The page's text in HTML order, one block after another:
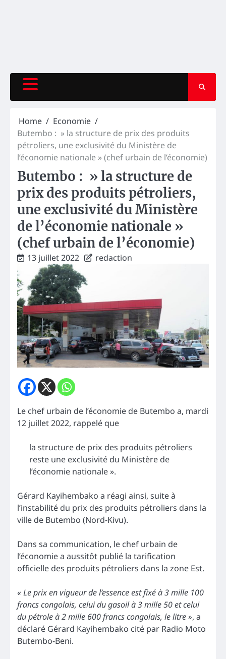
Home
Economie
Butembo : » la structure de prix des produits
pétroliers, une exclusivité du Ministère de
l’économie nationale » (chef urbain de l’économie)
Butembo : » la structure de
prix des produits pétroliers,
une exclusivité du Ministère
de l’économie nationale »
(chef urbain de l’économie)
13 juillet 2022 redaction
Le chef urbain de l’économie de Butembo a, mardi
12 juillet 2022, rappelé que
la structure de prix des produits pétroliers
reste une exclusivité du Ministère de
l’économie nationale ».
Gérard Kayihembako a réagi ainsi, suite à
l’instabilité du prix des produits pétroliers dans la
ville de Butembo (Nord-Kivu).
Dans sa communication, le chef urbain de
l’économie a aussitôt publié la tarification
officielle des produits pétroliers dans la zone Est.
« Le prix en vigueur de l’essence est fixé à 3 mille 100
francs congolais, celui du gasoil à 3 mille 50 et celui
du pétrole à 2 mille 600 francs congolais, le litre », a
déclaré Gérard Kayihembako cité par Radio Moto
Butembo-Beni.